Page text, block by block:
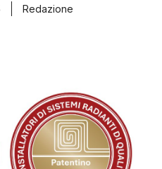
Redazione